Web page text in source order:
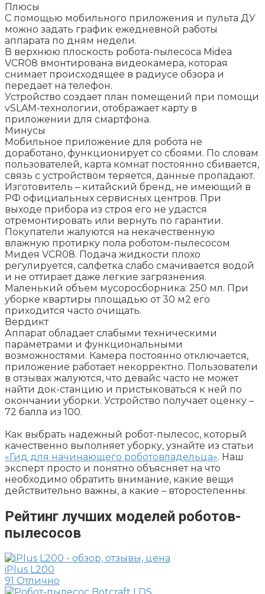
Плюсы
С помощью мобильного приложения и пульта ДУ
можно задать график ежедневной работы
аппарата по дням недели.
В верхнюю плоскость робота-пылесоса Midea
VCR08 вмонтирована видеокамера, которая
снимает происходящее в радиусе обзора и
передает на телефон.
Устройство создает план помещений при помощи
vSLAM-технологии, отображает карту в
приложении для смартфона.
Минусы
Мобильное приложение для робота не
доработано, функционирует со сбоями. По словам
пользователей, карта комнат постоянно сбивается,
связь с устройством теряется, данные пропадают.
Изготовитель – китайский бренд, не имеющий в
РФ официальных сервисных центров. При
выходе прибора из строя его не удастся
отремонтировать или вернуть по гарантии.
Покупатели жалуются на некачественную
влажную протирку пола роботом-пылесосом
Мидея VCR08. Подача жидкости плохо
регулируется, салфетка слабо смачивается водой
и не оттирает даже легкие загрязнения.
Маленький объем мусоросборника: 250 мл. При
уборке квартиры площадью от 30 м2 его
приходится часто очищать.
Вердикт
Аппарат обладает слабыми техническими
параметрами и функциональными
возможностями. Камера постоянно отключается,
приложение работает некорректно. Пользователи
в отзывах жалуются, что девайс часто не может
найти док-станцию и пристыковаться к ней по
окончании уборки. Устройство получает оценку –
72 балла из 100.
Как выбрать надежный робот-пылесос, который
качественно выполняет уборку, узнайте из статьи
«Гид для начинающего роботовладельца». Наш
эксперт просто и понятно объясняет на что
необходимо обратить внимание, какие вещи
действительно важны, а какие – второстепенны.
Рейтинг лучших моделей роботов-
пылесосов
iPlus L200
91 Отлично